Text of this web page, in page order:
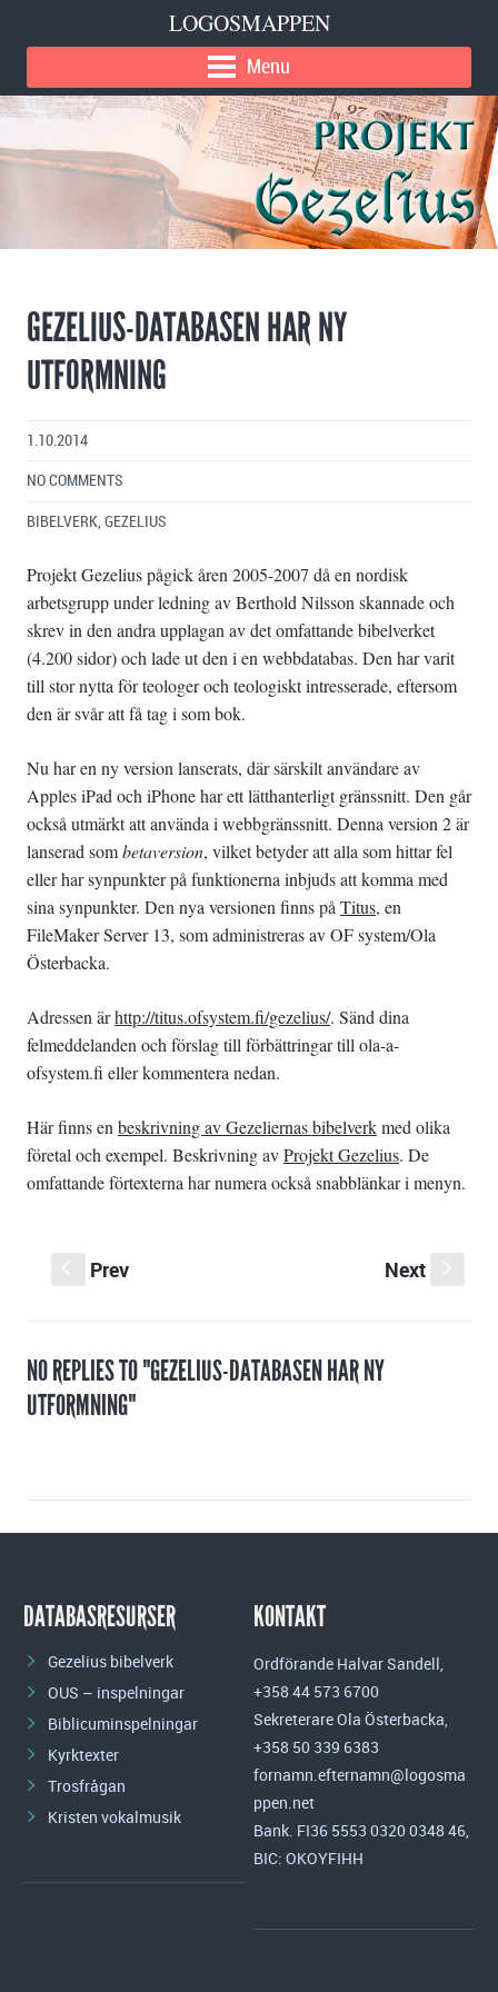
LOGOSMAPPEN
Menu
GEZELIUS-DATABASEN HAR NY
UTFORMNING
1.10.2014
NO COMMENTS
BIBELVERK GEZELIUS
Projekt Gezelius pågick åren 2005-2007 då en nordisk
arbetsgrupp under ledning av Berthold Nilsson skannade och
skrev in den andra upplagan av det omfattande bibelverket
(4.200 sidor) och lade ut den i en webbdatabas. Den har varit
till stor nytta för teologer och teologiskt intresserade, eftersom
den är svår att få tag i som bok.
Nu har en ny version lanserats, där särskilt användare av
Apples iPad och iPhone har ett lätthanterligt gränssnitt. Den går
också utmärkt att använda i webbgränssnitt. Denna version 2 är
lanserad sombetaversion, vilket betyder att alla som hittar fel
eller har synpunkter på funktionerna inbjuds att komma med
sina synpunkter. Den nya versionen finns på Titus, en
FileMaker Server 13, som administreras av OF system/Ola
Österbacka.
Adressen ärhttp://titus.ofsystem.fi/gezelius/. Sänd dina
felmeddelanden och förslag till förbättringar till ola-a-
ofsystem.fi eller kommentera nedan.
Här finns en beskrivning av Gezeliernas bibelverkmed olika
företal och exempel. Beskrivning avProjekt Gezelius. De
omfattande förtexterna har numera också snabblänkar i menyn.
Prev Next
NO REPLIES TO "GEZELIUS-DATABASEN HAR NY
UTFORMNING"
DATABASRESURSER
Gezelius bibelverk
OUS – inspelningar
Biblicuminspelningar
Kyrktexter
Trosfrågan
Kristen vokalmusik
KONTAKT
Ordförande Halvar Sandell,
+358 44 573 6700
Sekreterare Ola Österbacka,
+358 50 339 6383
fornamn.efternamn@logosma
ppen.net
Bank. FI36 5553 0320 0348 46,
BIC: OKOYFIHH